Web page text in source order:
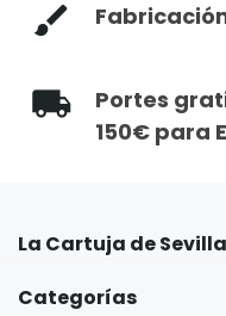
Portes
150€ para
La Cartuja de Sevilla
Categorías